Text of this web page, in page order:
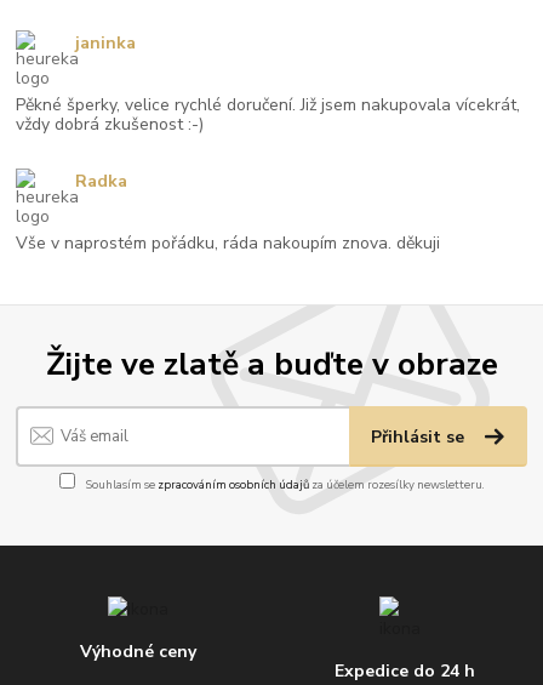
Žijte ve zlatě a buďte v obraze
Přihlásit se
Souhlasím se zpracováním osobních údajůza účelem rozesílky newsletteru.
Výhodné ceny
Expedice do 24 h
Pěkné šperky, velice rychlé doručení. Již jsem nakupovala vícekrát,
vždy dobrá zkušenost :-)
janinka
Vše v naprostém pořádku, ráda nakoupím znova. děkuji
Radka